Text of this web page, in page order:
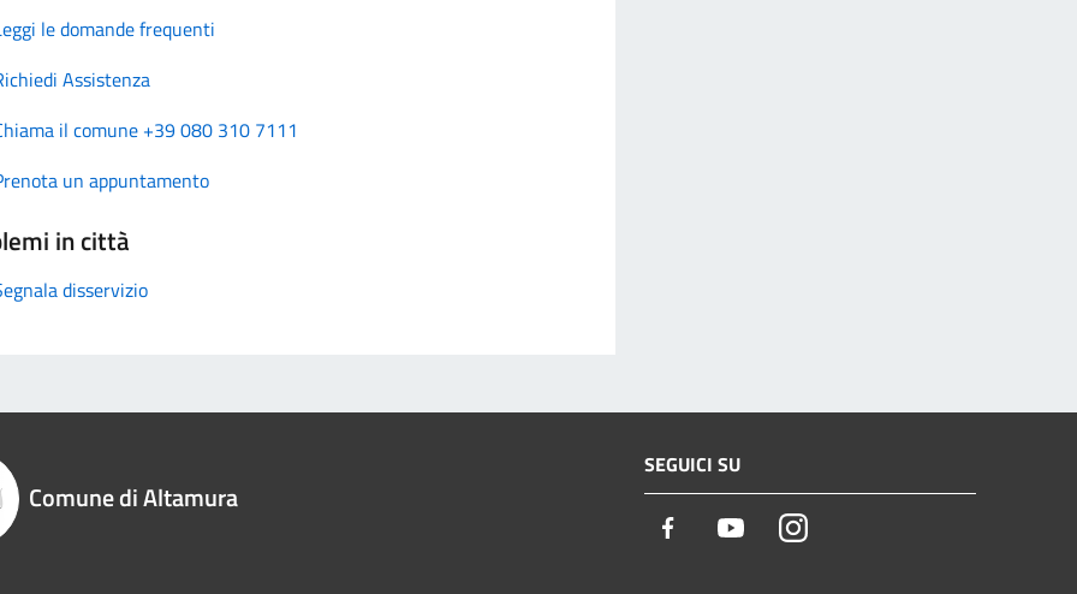
le domande frequenti
Assistenza
il comune +39 080 310 7111
un appuntamento
in città
disservizio
Comune di Altamura
SEGUICI SU
Facebook YoutubeInstagram